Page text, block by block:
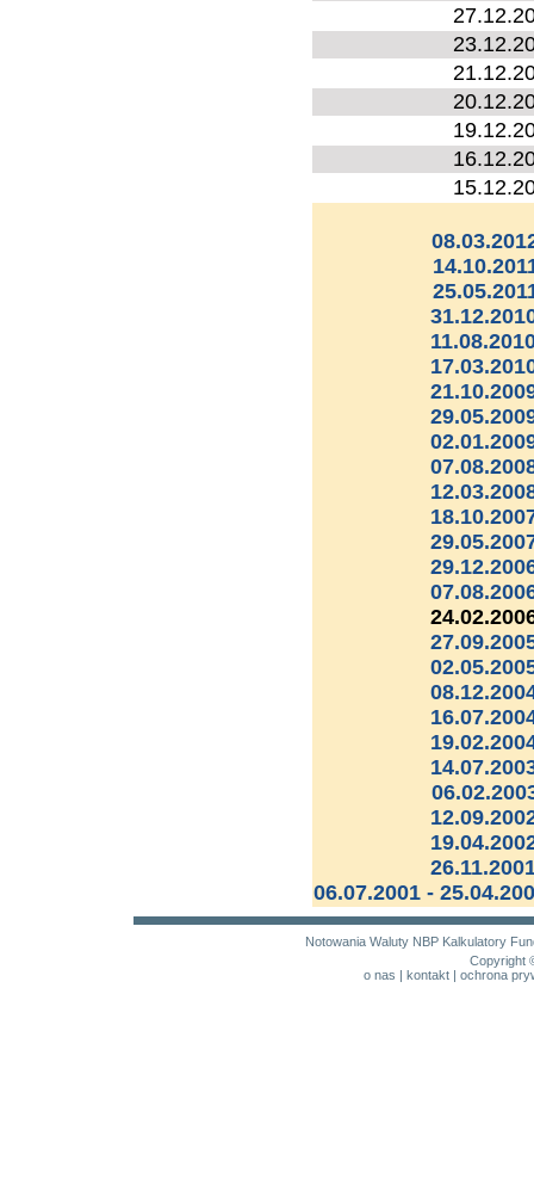
06.07.2001 -
Notowania Waluty NBP Kalkulatory
Copyright
o nas | kontakt| ochrona